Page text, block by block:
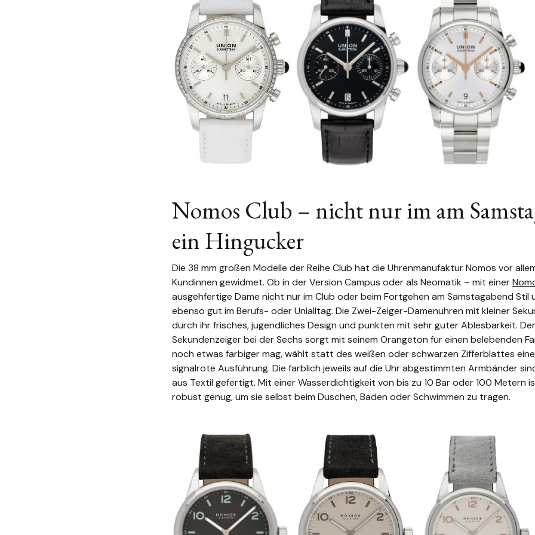
Nomos Club – nicht nur im am
ein Hingucker
Die 38 mm großen Modelle der Reihe Club hat die Uhrenmanufaktur Nomos vor
Kundinnen gewidmet. Ob in der Version Campus oder als Neomatik – mit einer
ausgehfertige Dame nicht nur im Club oder beim Fortgehen am Samstagabend Stil
ebenso gut im Berufs- oder Unialltag. Die Zwei-Zeiger-Damenuhren mit kleiner
durch ihr frisches, jugendliches Design und punkten mit sehr guter Ablesbarkeit.
Sekundenzeiger bei der Sechs sorgt mit seinem Orangeton für einen belebenden
noch etwas farbiger mag, wählt statt des weißen oder schwarzen Zifferblattes
signalrote Ausführung. Die farblich jeweils auf die Uhr abgestimmten Armbänder
aus Textil gefertigt. Mit einer Wasserdichtigkeit von bis zu 10 Bar oder 100 Metern
robust genug, um sie selbst beim Duschen, Baden oder Schwimmen zu tragen.